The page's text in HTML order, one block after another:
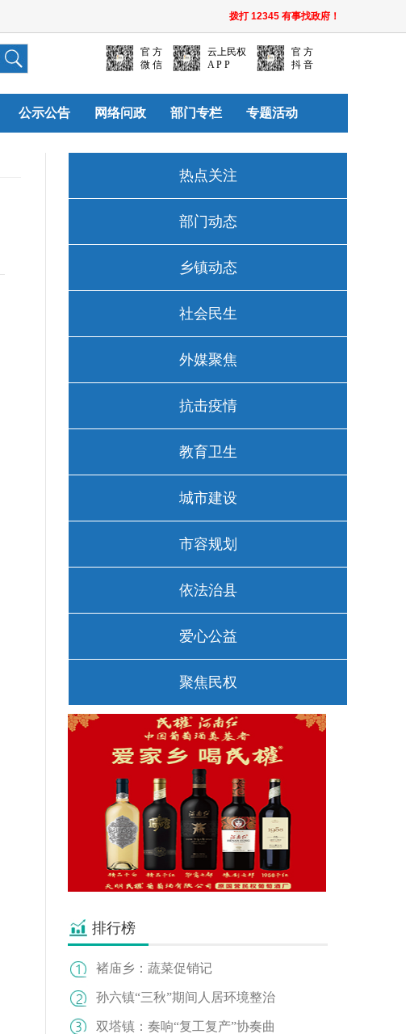
拨打 12345 有事找政府！
官 方
微 信
云上民权
A P P
官 方
抖 音
公示公告 网络问政 部门专栏 专题活动
热点关注
部门动态
乡镇动态
社会民生
外媒聚焦
抗击疫情
教育卫生
城市建设
市容规划
依法治县
爱心公益
聚焦民权
排行榜
褚庙乡：蔬菜促销记
孙六镇“三秋”期间人居环境整治
双塔镇：奏响“复工复产”协奏曲